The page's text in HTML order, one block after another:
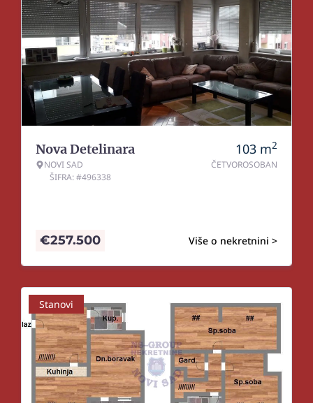
Nova Detelinara
NOVI SAD
ŠIFRA: #496338
103 m2
ČETVOROSOBAN
Više o nekretnini >
€257.500
Stanovi